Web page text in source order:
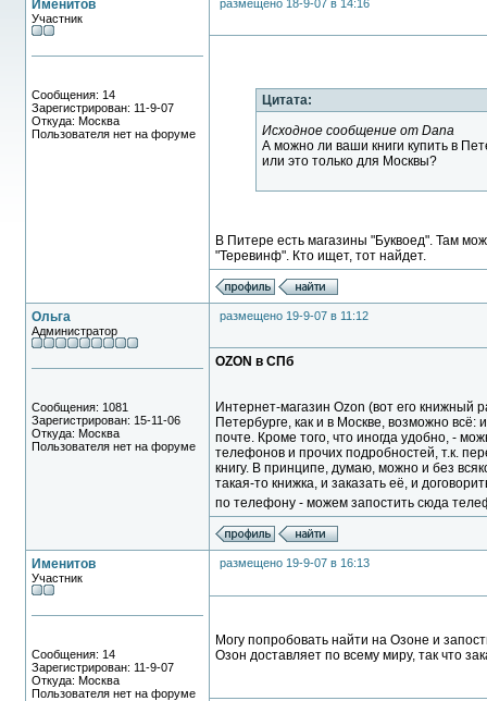
Именитов
Участник
Сообщения: 14
Зарегистрирован: 11-9-07
Откуда: Москва
Пользователя нет на форуме
размещено 18-9-07 в 14:16
Цитата:
Исходное сообщение от Dana
А можно ли ваши книги купить в
или это только для Москвы?
В Питере есть магазины "Буквоед". Там
"Теревинф". Кто ищет, тот найдет.
Ольга
Администратор
Сообщения: 1081
Зарегистрирован: 15-11-06
Откуда: Москва
Пользователя нет на форуме
размещено 19-9-07 в 11:12
OZON в СПб
Интернет-магазин Ozon (вот его книжный
Петербурге, как и в Москве, возможно всё:
почте. Кроме того, что иногда удобно, -
телефонов и прочих подробностей, т.к.
книгу. В принципе, думаю, можно и без
такая-то книжка, и заказать её, и
по телефону - можем запостить сюда
Именитов
Участник
Сообщения: 14
Зарегистрирован: 11-9-07
Откуда: Москва
Пользователя нет на форуме
размещено 19-9-07 в 16:13
Могу попробовать найти на Озоне и
Озон доставляет по всему миру, так что